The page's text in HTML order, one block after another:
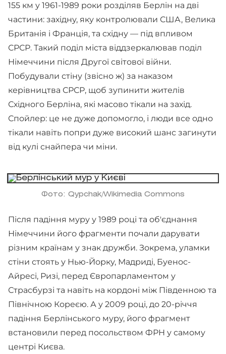
155 км у 1961-1989 роки розділяв Берлін на дві
частини: західну, яку контролювали США, Велика
Британія і Франція, та східну — під впливом
СРСР. Такий поділ міста віддзеркалював поділ
Німеччини після Другої світової війни.
Побудували стіну (звісно ж) за наказом
керівництва СРСР, щоб зупинити жителів
Східного Берліна, які масово тікали на захід.
Спойлер: це не дуже допомогло, і люди все одно
тікали навіть попри дуже високий шанс загинути
від кулі снайпера чи міни.
Фото: Qypchak/Wikimedia Commons
Після падіння муру у 1989 році та об'єднання
Німеччини його фрагменти почали дарувати
різним країнам у знак дружби. Зокрема, уламки
стіни стоять у Нью-Йорку, Мадриді, Буенос-
Айресі, Ризі, перед Європарламентом у
Страсбурзі та навіть на кордоні між Південною та
Північною Кореєю. А у 2009 році, до 20-річчя
падіння Берлінського муру, його фрагмент
встановили перед посольством ФРН у самому
центрі Києва.